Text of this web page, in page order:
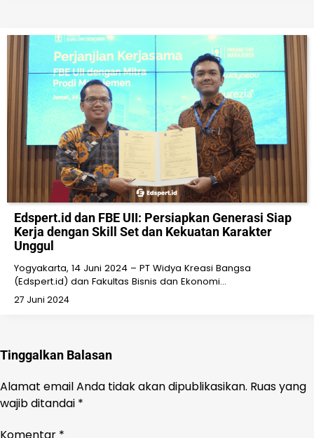
Edspert.id dan FBE UII: Persiapkan Generasi Siap
Kerja dengan Skill Set dan Kekuatan Karakter
Unggul
Yogyakarta, 14 Juni 2024 – PT Widya Kreasi Bangsa
(Edspert.id) dan Fakultas Bisnis dan Ekonomi…
27 Juni 2024
Tinggalkan Balasan
Alamat email Anda tidak akan dipublikasikan. Ruas yang
wajib ditandai *